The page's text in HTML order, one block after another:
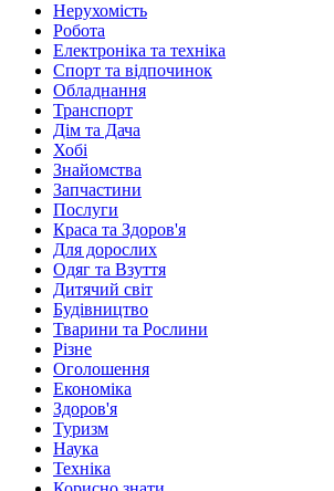
Нерухомість
Робота
Електроніка та техніка
Спорт та відпочинок
Обладнання
Транспорт
Дім та Дача
Хобі
Знайомства
Запчастини
Послуги
Краса та Здоров'я
Для дорослих
Одяг та Взуття
Дитячий світ
Будівництво
Тварини та Рослини
Різне
Оголошення
Економіка
Здоров'я
Туризм
Наука
Техніка